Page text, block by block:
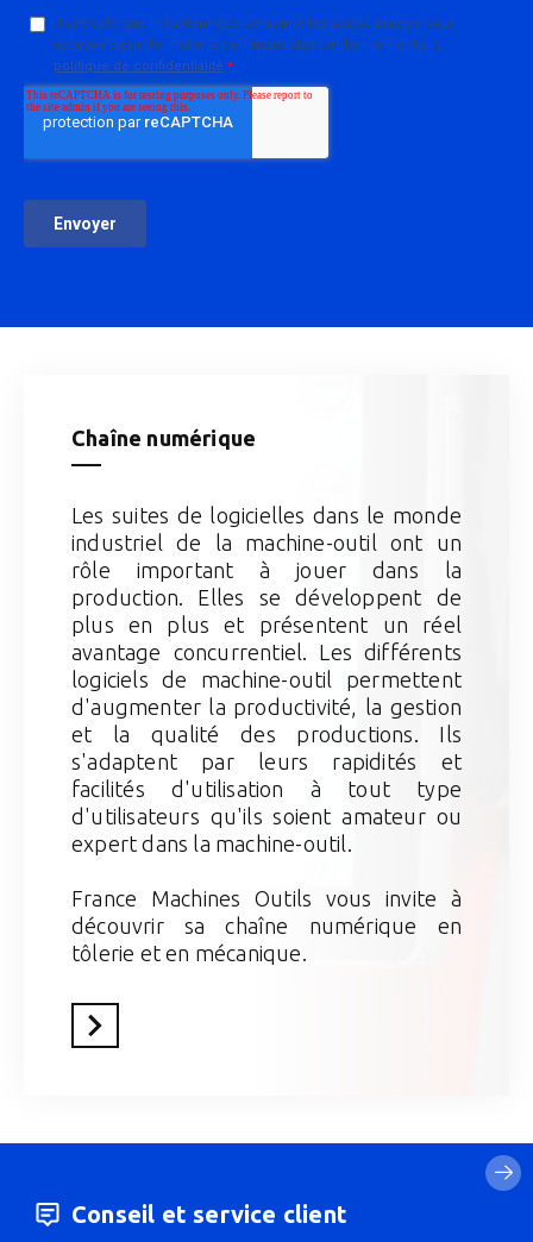
Chaîne numérique
Les suites de logicielles dans le monde
industriel de la machine-outil ont un
rôle important à jouer dans la
production. Elles se développent de
plus en plus et présentent un réel
avantage concurrentiel. Les différents
logiciels de machine-outil permettent
d'augmenter la productivité, la gestion
et la qualité des productions. Ils
s'adaptent par leurs rapidités et
facilités d'utilisation à tout type
d'utilisateurs qu'ils soient amateur ou
expert dans la machine-outil.
France Machines Outils vous invite à
découvrir sa chaîne numérique en
tôlerie et en mécanique.
En savoir plus
Conseil et service client